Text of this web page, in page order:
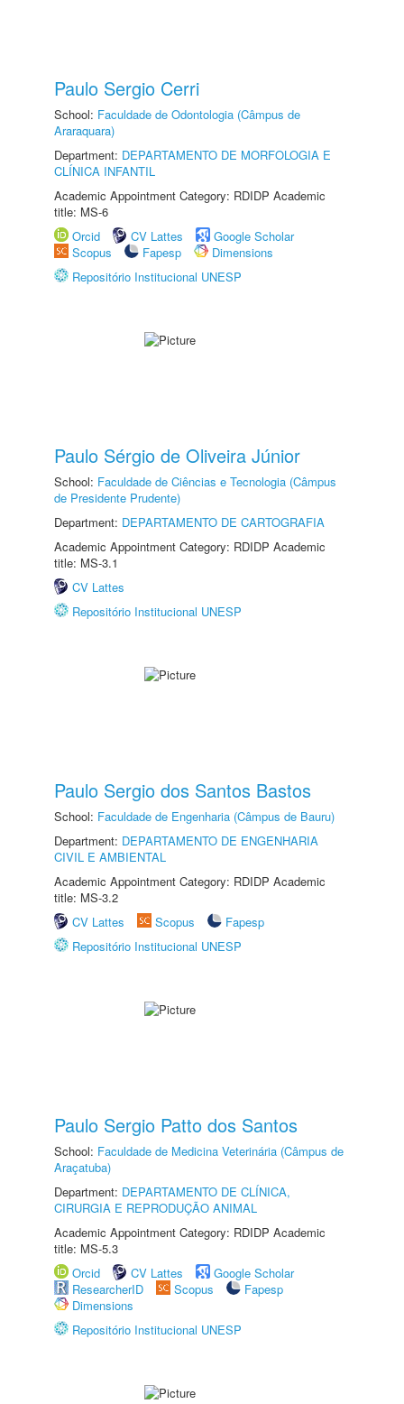
Paulo Sergio Cerri
School: Faculdade de Odontologia (Câmpus de
Araraquara)
Department: DEPARTAMENTO DE MORFOLOGIA E
CLÍNICA INFANTIL
Academic Appointment Category: RDIDP Academic
title: MS-6
Orcid
CV Lattes
Google Scholar
Scopus
Fapesp
Dimensions
Repositório Institucional UNESP
Paulo Sérgio de Oliveira Júnior
School: Faculdade de Ciências e Tecnologia (Câmpus
de Presidente Prudente)
Department: DEPARTAMENTO DE CARTOGRAFIA
Academic Appointment Category: RDIDP Academic
title: MS-3.1
CV Lattes
Repositório Institucional UNESP
Paulo Sergio dos Santos Bastos
School: Faculdade de Engenharia (Câmpus de Bauru)
Department: DEPARTAMENTO DE ENGENHARIA
CIVIL E AMBIENTAL
Academic Appointment Category: RDIDP Academic
title: MS-3.2
CV Lattes
Scopus
Fapesp
Repositório Institucional UNESP
Paulo Sergio Patto dos Santos
School: Faculdade de Medicina Veterinária (Câmpus de
Araçatuba)
Department: DEPARTAMENTO DE CLÍNICA,
CIRURGIA E REPRODUÇÃO ANIMAL
Academic Appointment Category: RDIDP Academic
title: MS-5.3
Orcid
CV Lattes
Google Scholar
ResearcherID
Scopus
Fapesp
Dimensions
Repositório Institucional UNESP